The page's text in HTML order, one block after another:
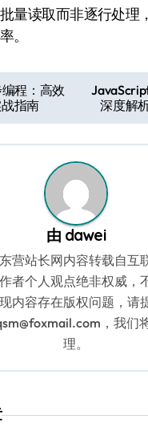
量读取而非逐行处理
。
程：高效
指南
深度解
由 dawei
东营站长网内容转载自互
者个人观点绝非权威，
内容存在版权问题，请
，我们
理。